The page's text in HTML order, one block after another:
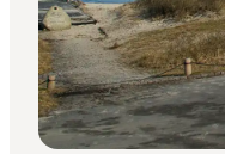
Reise planen
Book Führung